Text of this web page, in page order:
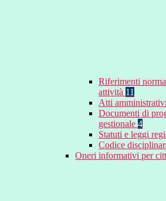
Riferimenti
attività 11
Atti
Documenti di
gestionale 4
Statuti e leggi
Codice
Oneri informativi per